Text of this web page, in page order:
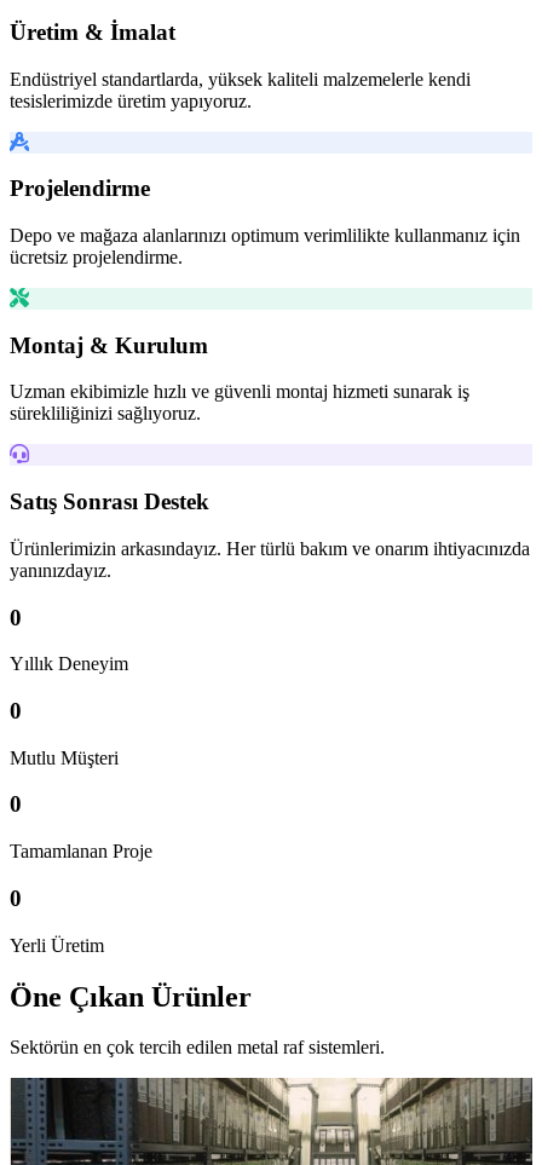
Üretim & İmalat
Endüstriyel standartlarda, yüksek kaliteli malzemelerle kendi
tesislerimizde üretim yapıyoruz.
Projelendirme
Depo ve mağaza alanlarınızı optimum verimlilikte kullanmanız için
ücretsiz projelendirme.
Montaj & Kurulum
Uzman ekibimizle hızlı ve güvenli montaj hizmeti sunarak iş
sürekliliğinizi sağlıyoruz.
Satış Sonrası Destek
Ürünlerimizin arkasındayız. Her türlü bakım ve onarım ihtiyacınızda
yanınızdayız.
0
Yıllık Deneyim
0
Mutlu Müşteri
0
Tamamlanan Proje
0
Yerli Üretim
Öne Çıkan Ürünler
Sektörün en çok tercih edilen metal raf sistemleri.